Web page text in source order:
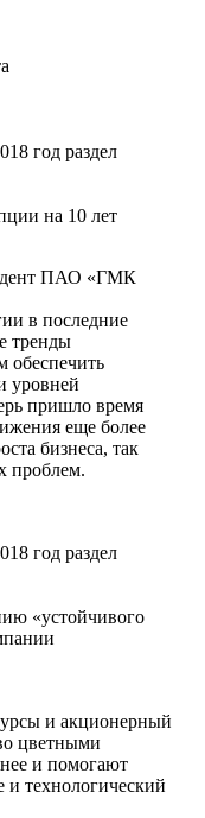
год раздел
на 10 лет
ПАО «ГМК
в последние
тренды
обеспечить
уровней
пришло время
еще более
бизнеса, так
проблем.
год раздел
«устойчивого
и акционерный
цветными
и помогают
технологический